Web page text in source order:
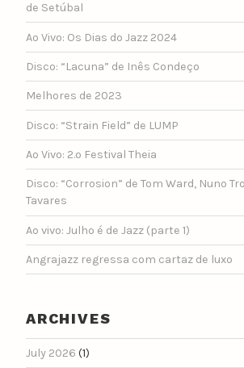
de Setúbal
Ao Vivo: Os Dias do Jazz 2024
Disco: “Lacuna” de Inês Condeço
Melhores de 2023
Disco: “Strain Field” de LUMP
Ao Vivo: 2.º Festival Theia
Disco: “Corrosion” de Tom Ward, Nuno
Tavares
Ao vivo: Julho é de Jazz (parte 1)
Angrajazz regressa com cartaz de luxo
ARCHIVES
July 2026 (1)